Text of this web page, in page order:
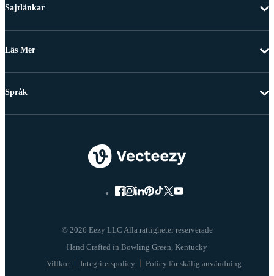
Sajtlänkar
Läs Mer
© 2026 Eezy LLC Alla rättigheter reserverade
Villkor Integritetspolicy Policy för skälig användning
Språk